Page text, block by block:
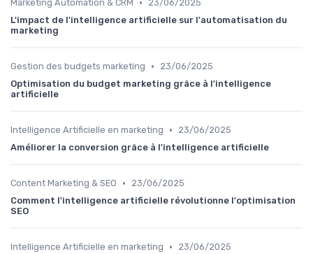
Marketing Automation & CRM
23/06/2025
L'impact de l'intelligence artificielle sur l'automatisation du
marketing
Gestion des budgets marketing •
23/06/2025
Optimisation du budget marketing grâce à l'intelligence
artificielle
Intelligence Artificielle en marketing •
23/06/2025
Améliorer la conversion grâce à l'intelligence artificielle
Content Marketing & SEO •
23/06/2025
Comment l'intelligence artificielle révolutionne l'optimisation
SEO
Intelligence Artificielle en marketing •
23/06/2025